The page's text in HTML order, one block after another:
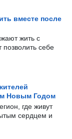
вместе после
жить с
себе
Новым Годом
где живут
сердцем и